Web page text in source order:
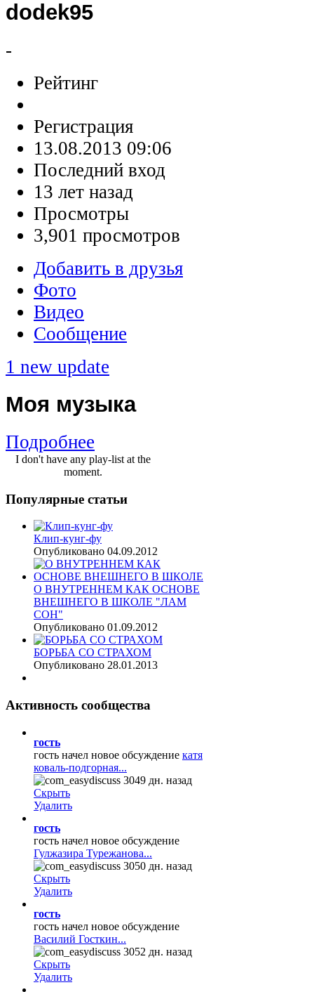
dodek95
-
Рейтинг
Регистрация
13.08.2013 09:06
Последний вход
13 лет назад
Просмотры
3,901 просмотров
Добавить в друзья
Фото
Видео
Сообщение
1 new update
Моя музыка
Подробнее
I don't have any play-list at the
moment.
Популярные статьи
Клип-кунг-фу
Опубликовано 04.09.2012
О ВНУТРЕННЕМ КАК ОСНОВЕ
ВНЕШНЕГО В ШКОЛЕ "ЛАМ
СОН"
Опубликовано 01.09.2012
БОРЬБА СО СТРАХОМ
Опубликовано 28.01.2013
Активность сообщества
гость
гость начел новое обсуждение катя
коваль-подгорная...
3049 дн. назад
Скрыть
Удалить
гость
гость начел новое обсуждение
Гулжазира Турежанова...
3050 дн. назад
Скрыть
Удалить
гость
гость начел новое обсуждение
Василий Госткин...
3052 дн. назад
Скрыть
Удалить